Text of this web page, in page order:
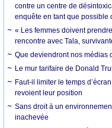
contre un centre de
enquête en tant que possible
« Les femmes doivent
rencontre avec Tala,
Que deviendront nos médias
Le mur tarifaire de Donald
Faut-il limiter le temps
revoient leur position
Sans droit à un
inachevée